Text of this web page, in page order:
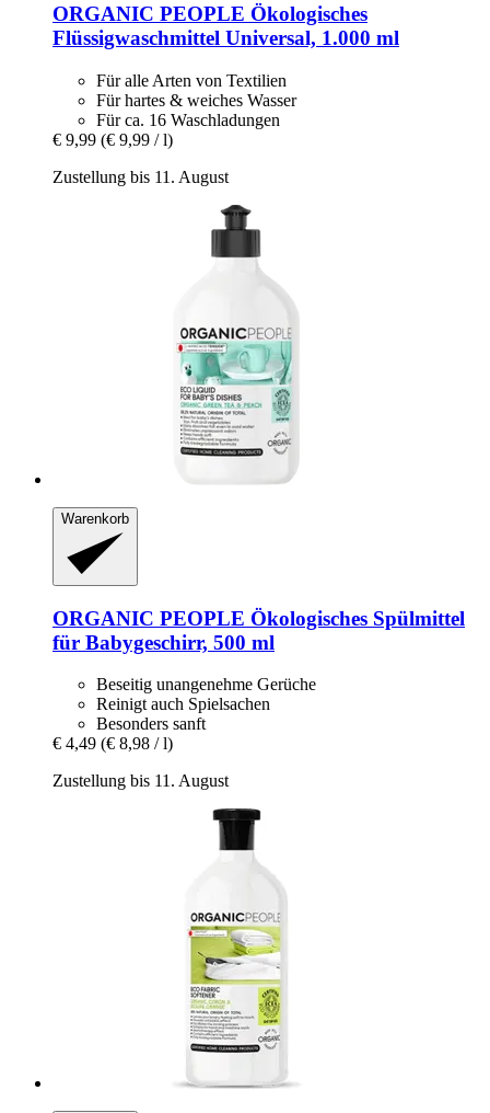
ORGANIC PEOPLE Ökologisches
Flüssigwaschmittel Universal, 1.000 ml
Für alle Arten von Textilien
Für hartes & weiches Wasser
Für ca. 16 Waschladungen
€ 9,99 (€ 9,99 / l)
Zustellung bis 11. August
Warenkorb
ORGANIC PEOPLE Ökologisches Spülmittel
für Babygeschirr, 500 ml
Beseitig unangenehme Gerüche
Reinigt auch Spielsachen
Besonders sanft
€ 4,49 (€ 8,98 / l)
Zustellung bis 11. August